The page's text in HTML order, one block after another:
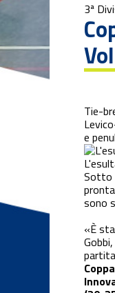
3ª
Tie-
e
Sotto
sono
«È
Nuovo
portale web
Serie D
maschile